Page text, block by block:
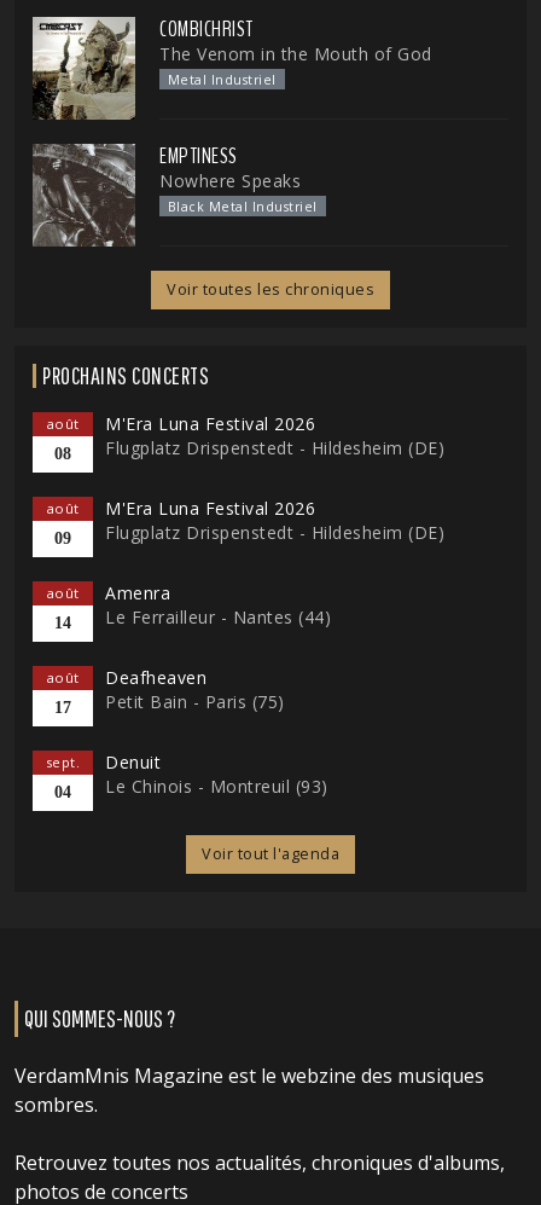
COMBICHRIST
The Venom in the Mouth of God
Metal Industriel
EMPTINESS
Nowhere Speaks
Black Metal Industriel
Voir toutes les chroniques
PROCHAINS CONCERTS
août
08
M'Era Luna Festival 2026
Flugplatz Drispenstedt - Hildesheim (DE)
août
09
M'Era Luna Festival 2026
Flugplatz Drispenstedt - Hildesheim (DE)
août
14
Amenra
Le Ferrailleur - Nantes (44)
août
17
Deafheaven
Petit Bain - Paris (75)
sept.
04
Denuit
Le Chinois - Montreuil (93)
Voir tout l'agenda
QUI SOMMES-NOUS ?
VerdamMnis Magazine est le webzine des musiques
sombres.
Retrouvez toutes nos actualités, chroniques d'albums,
photos de concerts